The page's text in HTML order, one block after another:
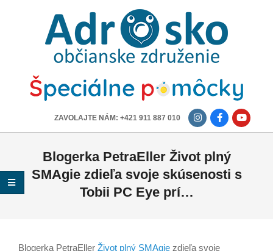
ADROSKO
OBČIANSKE
ZDRUŽENIE
ZAVOLAJTE NÁM: +421 911 887 010
Blogerka PetraEller Život plný
SMAgie zdieľa svoje skúsenosti s
Tobii PC Eye prí…
Blogerka PetraEller Život plný SMAgie zdieľa svoje